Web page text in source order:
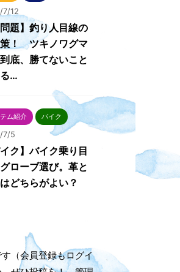
7/12
問題】釣り人目線の
！ ツキノワグマ
底、勝てないこと
…
ム紹介 バイク
7/5
イク】バイク乗り目
ローブ選び。革と
どちらがよい？
（会員登録もログイ